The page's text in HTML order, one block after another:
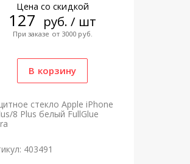
Цена со скидкой
127 руб. / шт
При заказе от 3000 руб.
стекло Apple iPhone
8 Plus белый FullGlue
403491